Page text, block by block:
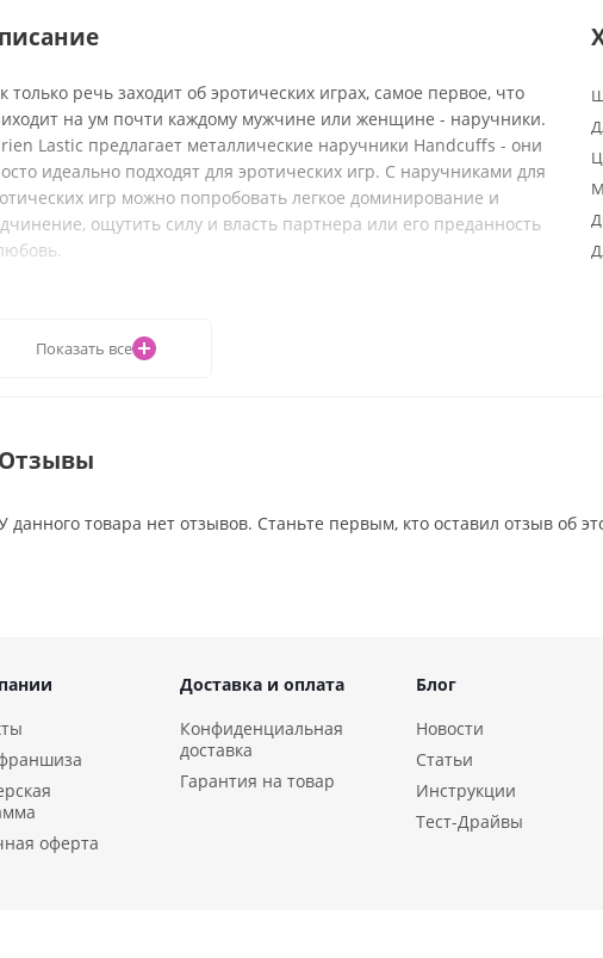
только речь заходит об эротических играх, самое первое, что
на ум почти каждому мужчине или женщине - наручники.
Lastic предлагает металлические наручники Handcuffs - они
идеально подходят для эротических игр. С наручниками для
игр можно попробовать легкое доминирование и
ощутить силу и власть партнера или его преданность
Размеры: 29х8 см.
Показать все
Отзывы
данного товара нет отзывов. Станьте первым, кто оставил отзыв об
оферта
Доставка и оплата
Конфиденциальная
доставка
Гарантия на товар
Блог
Новости
Статьи
Инструкции
Тест-Драйвы